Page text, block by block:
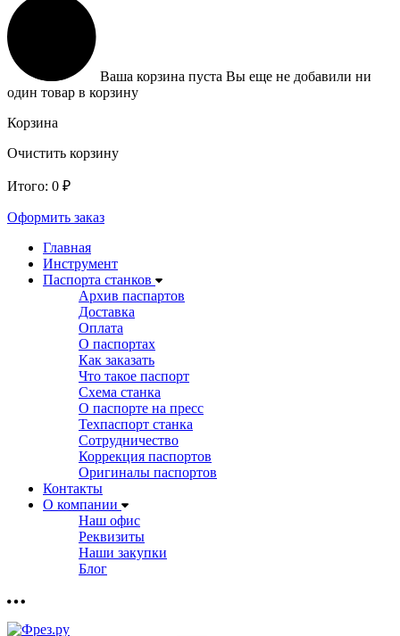
Ваша корзина пуста Вы еще не добавили ни
один товар в корзину
Корзина
Очистить корзину
Итого: 0 ₽
Оформить заказ
Главная
Инструмент
Паспорта станков
Архив паспартов
Доставка
Оплата
О паспортах
Как заказать
Что такое паспорт
Схема станка
О паспорте на пресс
Техпаспорт станка
Сотрудничество
Коррекция паспортов
Оригиналы паспортов
Контакты
О компании
Наш офис
Реквизиты
Наши закупки
Блог